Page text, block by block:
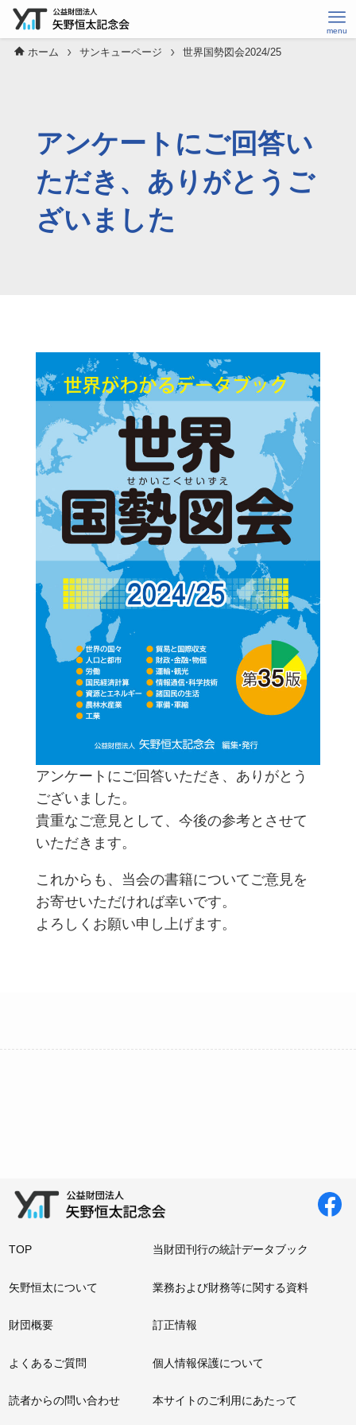
ホーム サンキューページ 世界国勢図会2024/25
アンケートにご回答い
ただき、ありがとうご
ざいました
アンケートにご回答いただき、ありがとう
ございました。
貴重なご意見として、今後の参考とさせて
いただきます。
これからも、当会の書籍についてご意見を
お寄せいただければ幸いです。
よろしくお願い申し上げます。
TOP
矢野恒太について
財団概要
よくあるご質問
読者からの問い合わせ
当財団刊行の統計データブック
業務および財務等に関する資料
訂正情報
個人情報保護について
本サイトのご利用にあたって